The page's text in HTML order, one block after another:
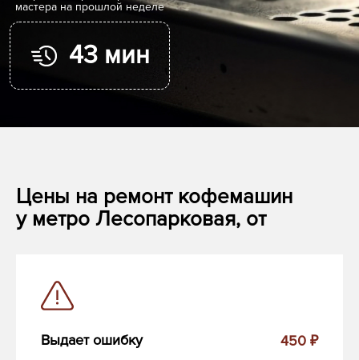
мастера на прошлой неделе
43 мин
Цены на ремонт кофемашин
у метро Лесопарковая, от
Выдает ошибку 450 ₽